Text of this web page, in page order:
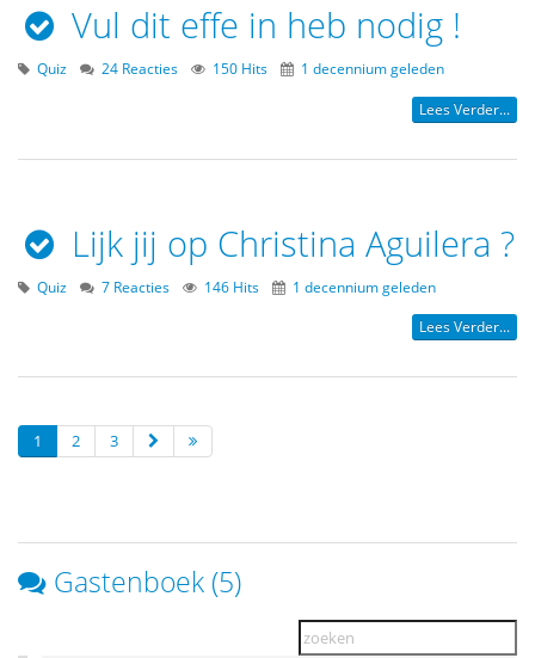
Vul dit effe in heb nodig !
Quiz 24 Reacties 150 Hits 1 decennium geleden
Lees Verder...
Lijk jij op Christina Aguilera ?
Quiz 7 Reacties 146 Hits 1 decennium geleden
Lees Verder...
1 2 3
Gastenboek (5)